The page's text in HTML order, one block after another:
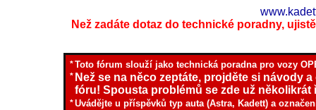
Než zadáte dotaz do technické poradny,
*Toto fórum slouží jako technická poradna pro vozy
* Než se na něco zeptáte, projděte si návody
fóru! Spousta problémů se zde už několikrát
*Uvádějte u příspěvků typ auta (Astra, Kadett) a